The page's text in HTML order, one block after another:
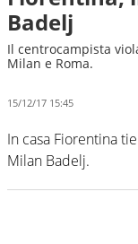
Badelj
Il centrocampista
Milan e Roma.
15/12/17 15:45
In casa Fiorentina
Milan Badelj.